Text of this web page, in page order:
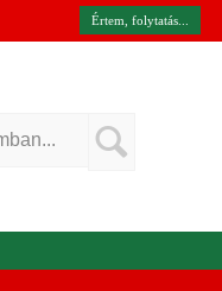
Értem, folytatás...